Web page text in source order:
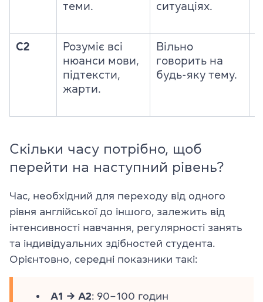
теми.
ситуаціях.
C2
Розуміє всі
нюанси мови,
підтексти,
жарти.
Вільно
говорить на
будь-яку тему.
Скільки часу потрібно, щоб
перейти на наступний рівень?
Час, необхідний для переходу від одного
рівня англійської до іншого, залежить від
інтенсивності навчання, регулярності занять
та індивідуальних здібностей студента.
Орієнтовно, середні показники такі:
A1 → A2: 90–100 годин